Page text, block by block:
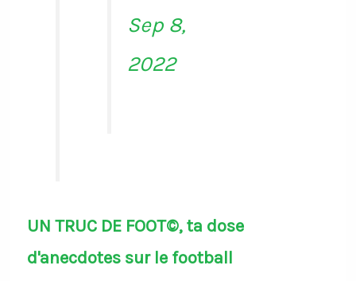
Sep 8,
2022
UN TRUC DE FOOT©, ta dose
d'anecdotes sur le football